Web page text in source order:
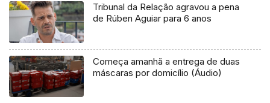
Tribunal da Relação agravou a pena
de Rúben Aguiar para 6 anos
Começa amanhã a entrega de duas
máscaras por domicílio (Áudio)